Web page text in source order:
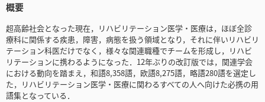
概要
超高齢社会となった現在，リハビリテーション医学・医療は，ほぼ全診
療科に関係する疾患，障害，病態を扱う領域となり，それに伴いリハビリ
テーション科医だけでなく，様々な関連職種でチームを形成し，リハビ
リテーションに携わるようになった．12年ぶりの改訂版では，関連学会
における動向を踏まえ，和語8,358語，欧語8,275語，略語280語を選定し
た，リハビリテーション医学・医療に関わるすべての人へ向けた必携の用
語集となっている．